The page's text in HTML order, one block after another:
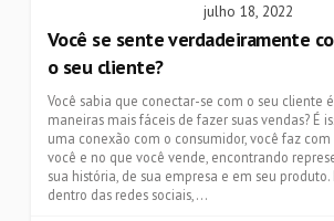
julho 18, 2022
Você se sente verdadeiramente
o seu cliente?
Você sabia que conectar-se com o seu cliente
maneiras mais fáceis de fazer suas vendas? É
uma conexão com o consumidor, você faz
você e no que você vende, encontrando
sua história, de sua empresa e em seu produto.
dentro das redes sociais,...